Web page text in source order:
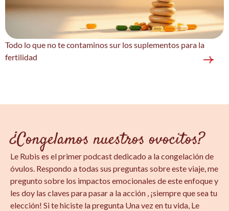
Todo lo que no te contaminos sur los suplementos para la
fertilidad
¿Congelamos nuestros ovocitos?
Le Rubis es el primer podcast dedicado a la congelación de
óvulos. Respondo a todas sus preguntas sobre este viaje, me
pregunto sobre los impactos emocionales de este enfoque y
les doy las claves para pasar a la acción , ¡siempre que sea tu
elección! Si te hiciste la pregunta Una vez en tu vida, Le